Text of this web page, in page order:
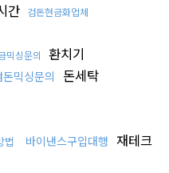
간 검돈현금화업체
믹싱문의 환치기
돈믹싱문의 돈세탁
법 바이낸스구입대행 재테크